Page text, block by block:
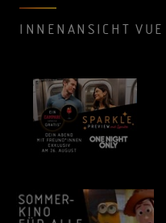
INNENANSICHT VUE